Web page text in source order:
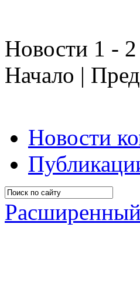
Новости 1 - 2
Начало |
Новости